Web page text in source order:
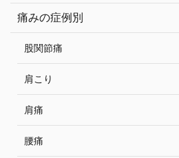
痛みの症例別
股関節痛
肩こり
肩痛
腰痛